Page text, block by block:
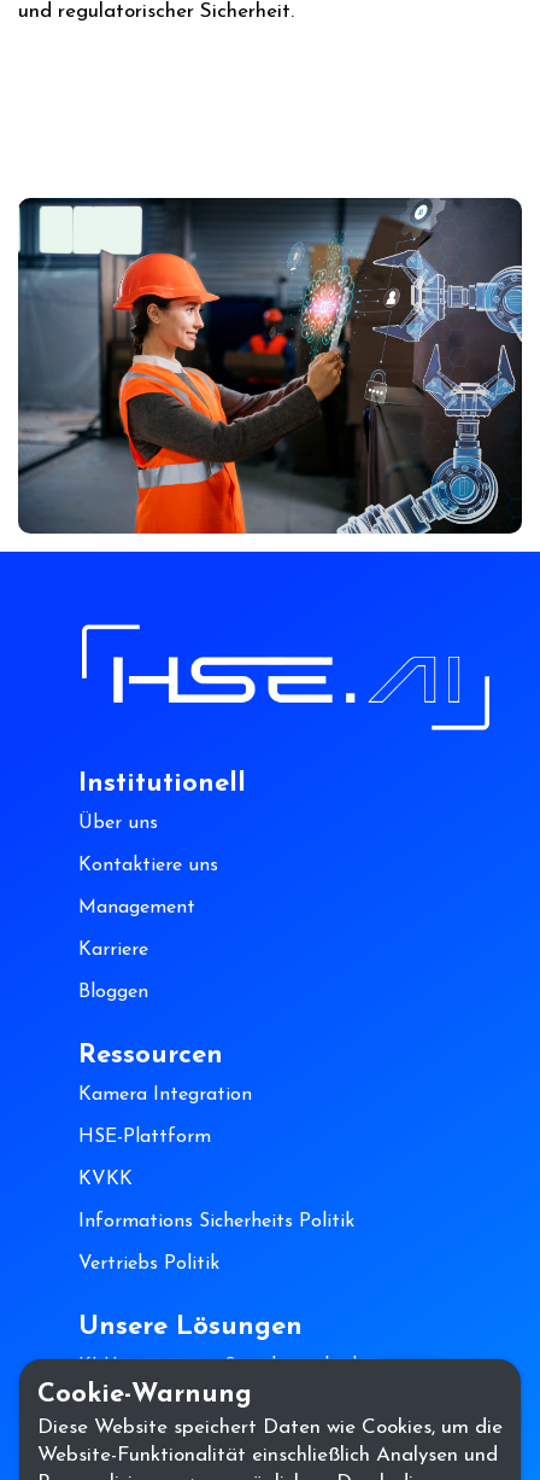
und regulatorischer Sicherheit.
Institutionell
Über uns
Kontaktiere uns
Management
Karriere
Bloggen
Ressourcen
Kamera Integration
HSE-Plattform
KVKK
Informations Sicherheits Politik
Vertriebs Politik
Unsere Lösungen
KI Gestützte Prozesssicherheit
Kontaktiere uns
Cookie-Warnung
Diese Website speichert Daten wie Cookies, um die
Website-Funktionalität einschließlich Analysen und